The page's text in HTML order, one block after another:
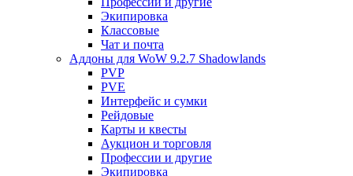
Экипировка
Классовые
Чат и почта
Аддоны для WoW 9.2.7 Shadowlands
PVP
PVE
Интерфейс и сумки
Рейдовые
Карты и квесты
Аукцион и торговля
Профессии и другие
Экипировка